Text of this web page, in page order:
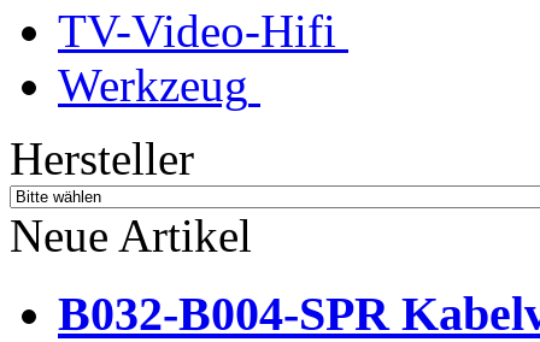
TV-Video-Hifi
Werkzeug
Hersteller
Neue Artikel
B032-B004-SPR